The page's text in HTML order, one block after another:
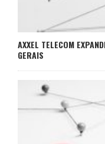
AXXEL TELECOM
GERAIS